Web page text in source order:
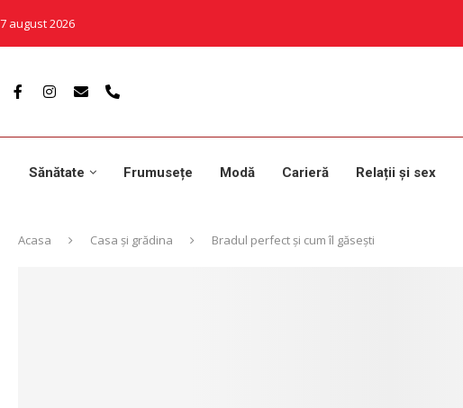
7 august 2026
Sănătate Frumusețe Modă Carieră Relații și sex
Acasa Casa și grădina Bradul perfect și cum îl găsești